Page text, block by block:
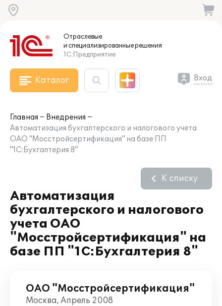
Отраслевые
и специализированныерешения
1С:Предприятие
Каталог Вход
Главная
Внедрения
Автоматизация бухгалтерского и налогового учета
ОАО "Мосстройсертификация" на базе ПП
"1С:Бухгалтерия 8"
Автоматизация
бухгалтерского и налогового
учета ОАО
"Мосстройсертификация" на
базе ПП "1С:Бухгалтерия 8"
К списку
ОАО "Мосстройсертификация"
Москва, Апрель 2008